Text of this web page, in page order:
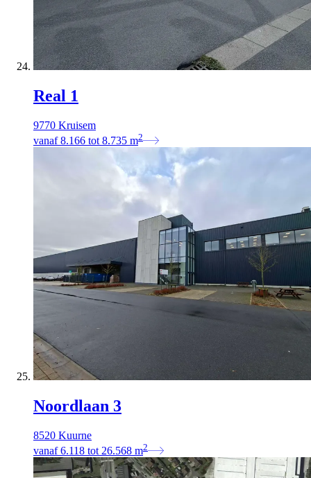
Real 1
9770 Kruisem
vanaf 8.166 tot 8.735 m2
Noordlaan 3
8520 Kuurne
vanaf 6.118 tot 26.568 m2